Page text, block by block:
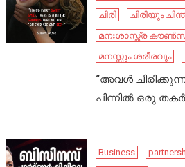
ചിരി
ചിരിയും
മനഃശാസ്ത്ര
മനസ്സും ശരീരവും
“അവൾ
പിന്നിൽ ഒരു
Business